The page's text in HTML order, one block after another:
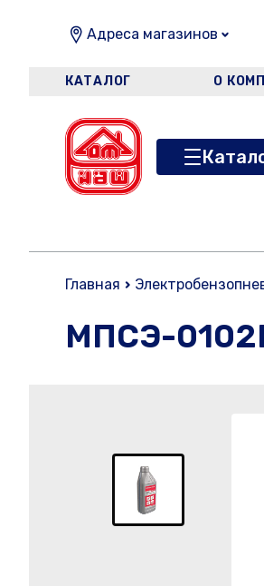
Адреса магазинов
КАТАЛОГ О
Главная
МПСЭ-